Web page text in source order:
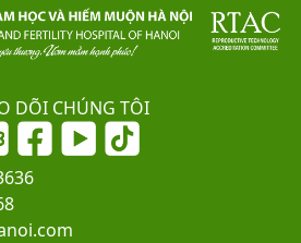
DÕI CHÚNG TÔI